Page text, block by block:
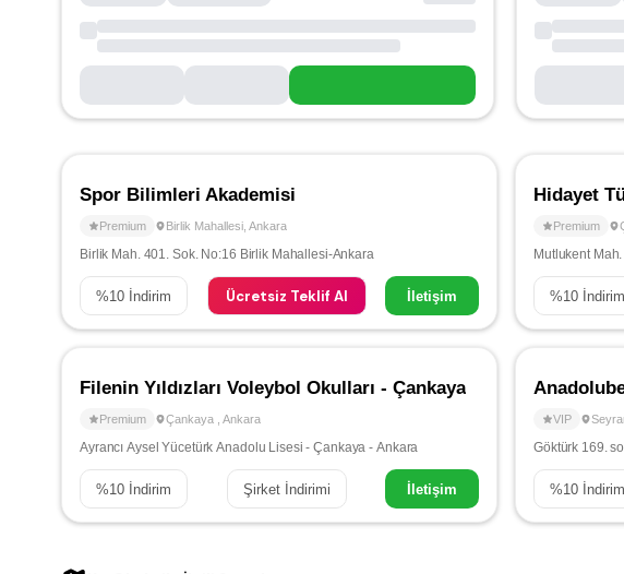
Spor Bilimleri Akademisi
Premium Birlik Mahallesi Ankara
Birlik Mah. 401. Sok. No:16 Birlik Mahallesi-Ankara
%10 İndirim Ücretsiz Teklif Al İletişim
Premium
Mutlukent
%10 İndirim
Filenin Yıldızları Voleybol Okulları - Çankaya
Premium Çankaya Ankara
Ayrancı Aysel Yücetürk Anadolu Lisesi - Çankaya - Ankara
%10 İndirim Şirket İndirimi İletişim
VIP
Göktürk 169.
%10 İndirim